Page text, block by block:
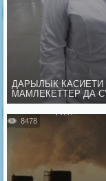
ДАРЫЛЫК КАСИЕТИ
МАМЛЕКЕТТЕР ДА
8478